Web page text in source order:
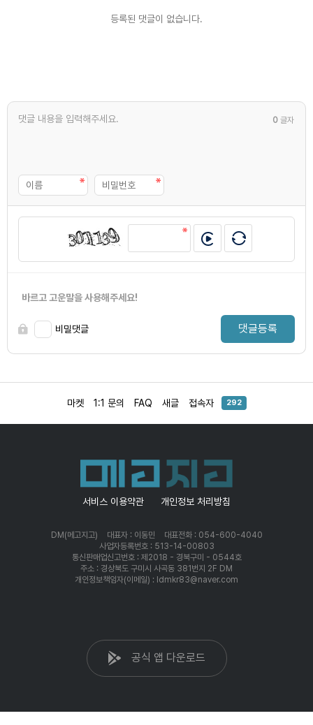
등록된 댓글이 없습니다.
0 글자
바르고 고운말을 사용해주세요!
비밀댓글 댓글등록
마켓 1:1 문의 FAQ 새글 접속자 292
서비스 이용약관 개인정보 처리방침
DM(메고지고) 대표자 : 이동민
대표전화 : 054-600-4040
사업자등록번호 : 513-14-00803
통신판매업신고번호 : 제2018 - 경북구미 - 0544호
주소 : 경상북도 구미시 사곡동 381번지 2F DM
개인정보책임자(이메일) : ldmkr83@naver.com
공식 앱 다운로드